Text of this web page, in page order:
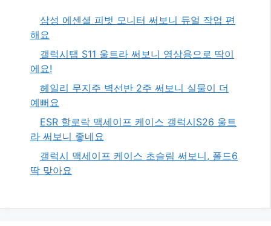
삼성 에센셜 피벗 모니터 써보니 듀얼 작업 편
해요
갤럭시탭 S11 울트라 써보니 영상용으로 딱이
에요!
헤일리 무지주 벽선반 2주 써보니 실물이 더
예뻐요
ESR 할로락 맥세이프 케이스 갤럭시S26 울트
라 써보니 좋네요
갤럭시 맥세이프 케이스 초슬림 써보니, 폴드6
딱 맞아요